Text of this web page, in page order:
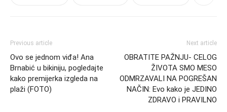
Previous article
Ovo se jednom viđa! Ana
Brnabić u bikiniju, pogledajte
kako premijerka izgleda na
plaži (FOTO)
Next article
OBRATITE PAŽNJU- CELOG
ŽIVOTA SMO MESO
ODMRZAVALI NA POGREŠAN
NAČIN: Evo kako je JEDINO
ZDRAVO i PRAVILNO